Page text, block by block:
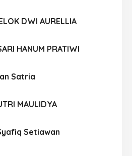
DWI AURELLIA
HANUM PRATIWI
Satria
MAULIDYA
Setiawan